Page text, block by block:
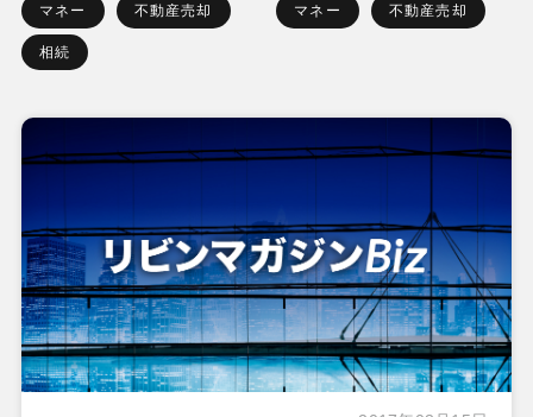
マネー 不動産売却
相続
マネー 不動産売却